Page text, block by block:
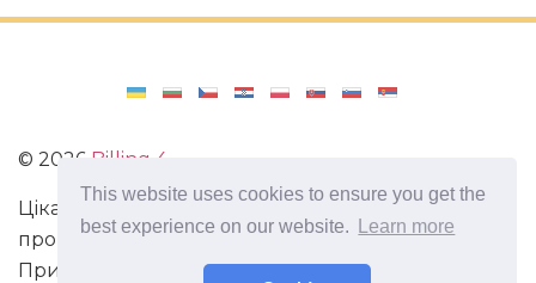
This website uses cookies to ensure you get the
best experience on our website.
Learn more
© 2026 Billing 4
Цікаві та захоплюючі факти з усього світу. Статті
про виживання в непередбачених ситуаціях.
Пригоди, маршрути і спосіб життя сучасного